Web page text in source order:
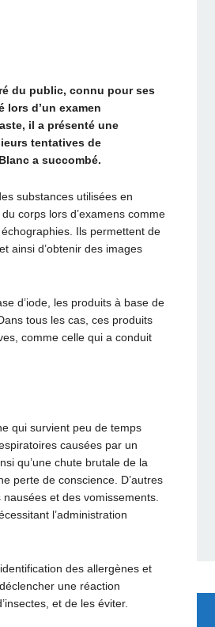
du public, connu pour ses
lors d’un examen
il a présenté une
tentatives de
a succombé.
substances utilisées en
corps lors d’examens comme
Ils permettent de
ainsi d’obtenir des images
d’iode, les produits à base de
tous les cas, ces produits
comme celle qui a conduit
qui survient peu de temps
causées par un
qu’une chute brutale de la
perte de conscience. D’autres
et des vomissements.
l’administration
des allergènes et
une réaction
et de les éviter.